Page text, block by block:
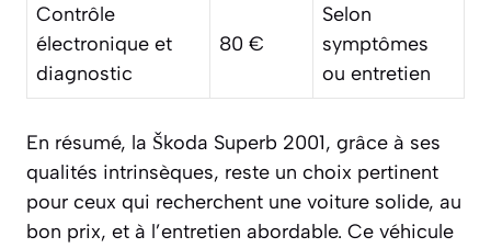
Contrôle
électronique et
diagnostic
80 €
Selon
symptômes
ou entretien
En résumé, la Škoda Superb 2001, grâce à ses
qualités intrinsèques, reste un choix pertinent
pour ceux qui recherchent une voiture solide, au
bon prix, et à l’entretien abordable. Ce véhicule